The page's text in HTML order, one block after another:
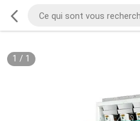
1 / 1